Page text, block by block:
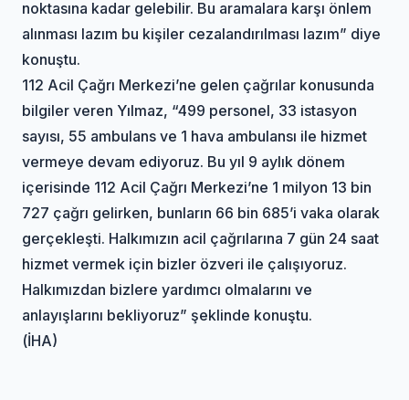
noktasına kadar gelebilir. Bu aramalara karşı önlem
alınması lazım bu kişiler cezalandırılması lazım” diye
konuştu.
112 Acil Çağrı Merkezi’ne gelen çağrılar konusunda
bilgiler veren Yılmaz, “499 personel, 33 istasyon
sayısı, 55 ambulans ve 1 hava ambulansı ile hizmet
vermeye devam ediyoruz. Bu yıl 9 aylık dönem
içerisinde 112 Acil Çağrı Merkezi’ne 1 milyon 13 bin
727 çağrı gelirken, bunların 66 bin 685’i vaka olarak
gerçekleşti. Halkımızın acil çağrılarına 7 gün 24 saat
hizmet vermek için bizler özveri ile çalışıyoruz.
Halkımızdan bizlere yardımcı olmalarını ve
anlayışlarını bekliyoruz” şeklinde konuştu.
(İHA)